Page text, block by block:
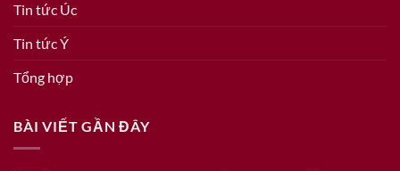
Tin tức Úc
Tin tức Ý
Tổng hợp
BÀI VIẾT GẦN ĐÂY